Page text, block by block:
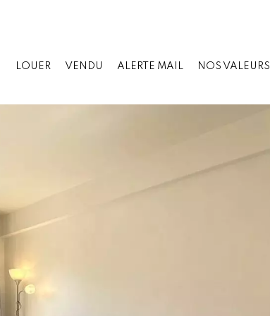
LOUER VENDU ALERTE MAIL NOS VALEURS